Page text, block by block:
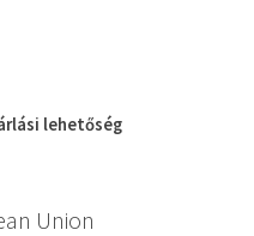
lehetőség
Union